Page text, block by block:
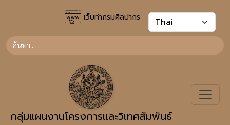
เว็บท่ากรมศิลปากร
กลุ่มแผนงานโครงการและวิเทศสัมพันธ์